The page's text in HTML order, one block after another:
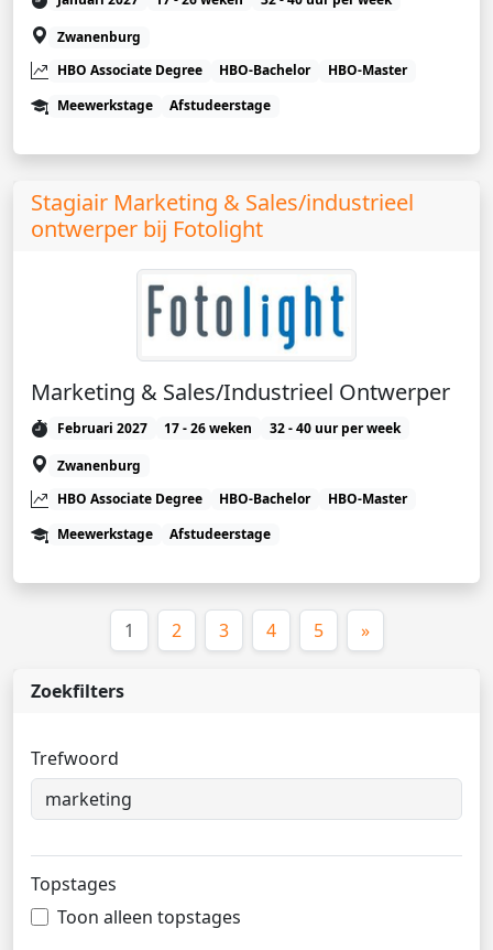
Zoekfilters
Trefwoord
Topstages
Toon alleen topstages
Zwanenburg
HBO Associate Degree
HBO-Bachelor
HBO-Master
Meewerkstage
Afstudeerstage
Stagiair Marketing & Sales/industrieel
ontwerper bij Fotolight
Marketing & Sales/Industrieel Ontwerper
Februari 2027 17 - 26 weken
32 - 40 uur per week
Zwanenburg
HBO Associate Degree
HBO-Bachelor
HBO-Master
Meewerkstage
Afstudeerstage
1 (huidige)
2 3 4 5 »